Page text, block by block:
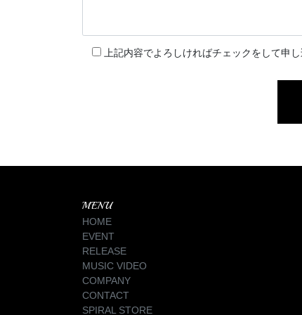
上記内容でよろしければチェックをして申
MENU
HOME
EVENT
RELEASE
MUSIC VIDEO
COMPANY
CONTACT
SPIRAL STORE